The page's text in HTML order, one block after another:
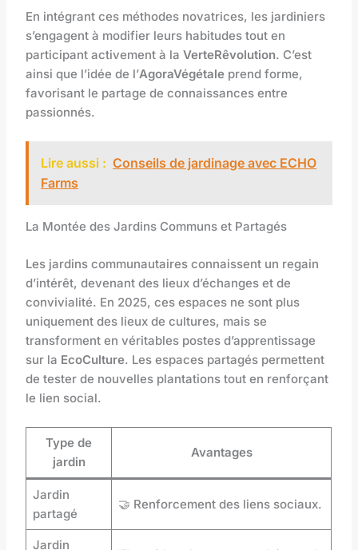
En intégrant ces méthodes novatrices, les jardiniers
s’engagent à modifier leurs habitudes tout en
participant activement à laVerteRêvolution. C’est
ainsi que l’idée de l’AgoraVégétale prend forme,
favorisant le partage de connaissances entre
passionnés.
Lire aussi : Conseils de jardinage avec ECHO
Farms
La Montée des Jardins Communs et Partagés
Les jardins communautaires connaissent un regain
d’intérêt, devenant des lieux d’échanges et de
convivialité. En 2025, ces espaces ne sont plus
uniquement des lieux de cultures, mais se
transforment en véritables postes d’apprentissage
sur la EcoCulture. Les espaces partagés permettent
de tester de nouvelles plantations tout en renforçant
le lien social.
Type de
jardin
Avantages
Jardin
partagé
🤝 Renforcement des liens sociaux.
Jardin